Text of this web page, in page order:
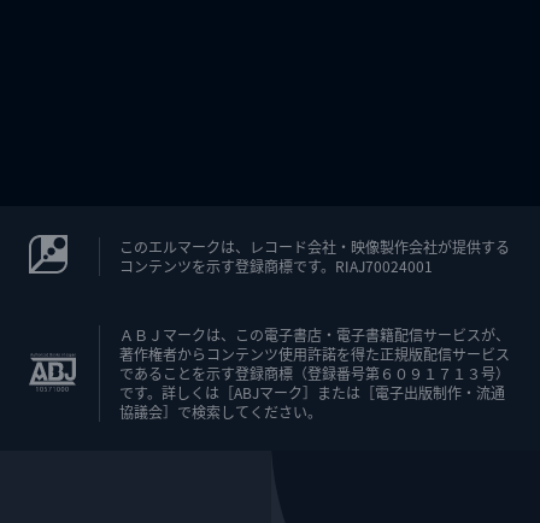
このエルマークは、レコード会社・映像製作会社が提供する
コンテンツを示す登録商標です。RIAJ70024001
ＡＢＪマークは、この電子書店・電子書籍配信サービスが、
著作権者からコンテンツ使用許諾を得た正規版配信サービス
であることを示す登録商標（登録番号第６０９１７１３号）
です。詳しくは［ABJマーク］または［電子出版制作・流通
協議会］で検索してください。